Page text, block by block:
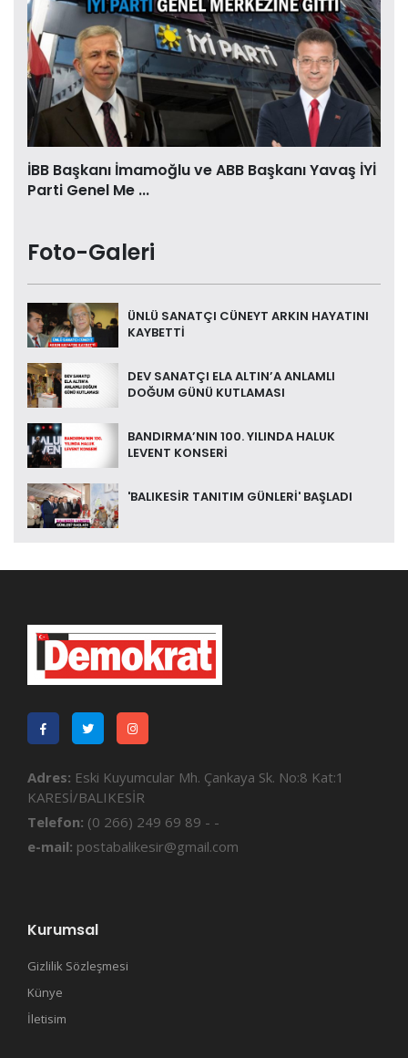
İBB Başkanı İmamoğlu ve ABB Başkanı Yavaş İYİ
Parti Genel Me ...
Foto-Galeri
ÜNLÜ SANATÇI CÜNEYT ARKIN HAYATINI
KAYBETTİ
DEV SANATÇI ELA ALTIN’A ANLAMLI
DOĞUM GÜNÜ KUTLAMASI
BANDIRMA’NIN 100. YILINDA HALUK
LEVENT KONSERİ
'BALIKESİR TANITIM GÜNLERİ' BAŞLADI
Adres: Eski Kuyumcular Mh. Çankaya Sk. No:8 Kat:1
KARESİ/BALIKESİR
Telefon: (0 266) 249 69 89 - -
e-mail: postabalikesir@gmail.com
Kurumsal
Gizlilik Sözleşmesi
Künye
İletisim